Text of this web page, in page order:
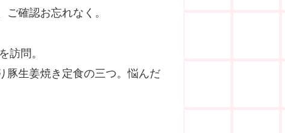
確認お忘れなく。
訪問。
豚生姜焼き定食の三つ。悩んだ